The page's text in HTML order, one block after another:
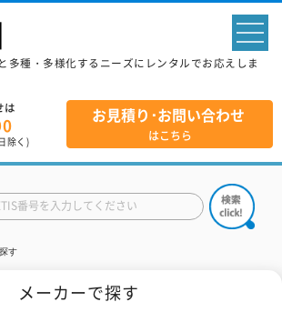
多種・多様化するニーズにレンタルでお応えしま
は
除く)
お見積り･お問い合わせ
はこちら
す
メーカーで探す